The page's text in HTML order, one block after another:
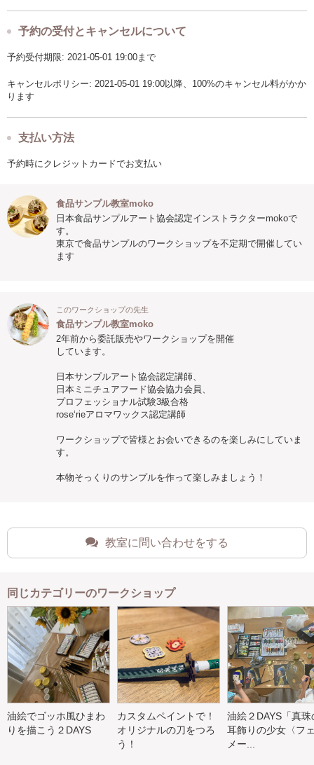
予約の受付とキャンセルについて
予約受付期限: 2021-05-01 19:00まで
キャンセルポリシー: 2021-05-01 19:00以降、100%のキャンセル料がかか
ります
支払い方法
予約時にクレジットカードでお支払い
食品サンプル教室moko
日本食品サンプルアート協会認定インストラクターmokoで
す。
東京で食品サンプルのワークショップを不定期で開催してい
ます
このワークショップの先生
食品サンプル教室moko
2年前から委託販売やワークショップを開催
しています。
日本サンプルアート協会認定講師、
日本ミニチュアフード協会協力会員、
プロフェッショナル試験3級合格
rose‘rieアロマワックス認定講師
ワークショップで皆様とお会いできるのを楽しみにしていま
す。
本物そっくりのサンプルを作って楽しみましょう！
教室に問い合わせをする
同じカテゴリーのワークショップ
油絵でゴッホ風ひまわ
りを描こう２DAYS
カスタムペイントで！
オリジナルの刀をつろ
う！
油絵２DAYS「真珠
耳飾りの少女〈フ
メー...